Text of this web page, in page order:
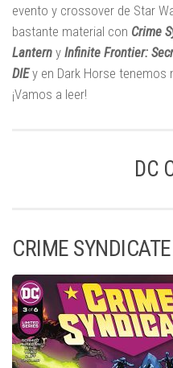
evento y crossover de Star
bastante material con Crime
Lantern y Infinite Frontier:
DIEy en Dark Horse tenemos
¡Vamos a leer!
DC
CRIME